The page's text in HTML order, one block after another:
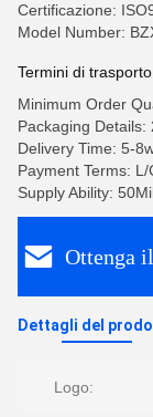
Certificazione:
Model Number:
Termini di
Minimum Order
Packaging
Delivery Time: 5-
Payment Terms:
Supply Ability:
Ottenga
Dettagli del
Logo: